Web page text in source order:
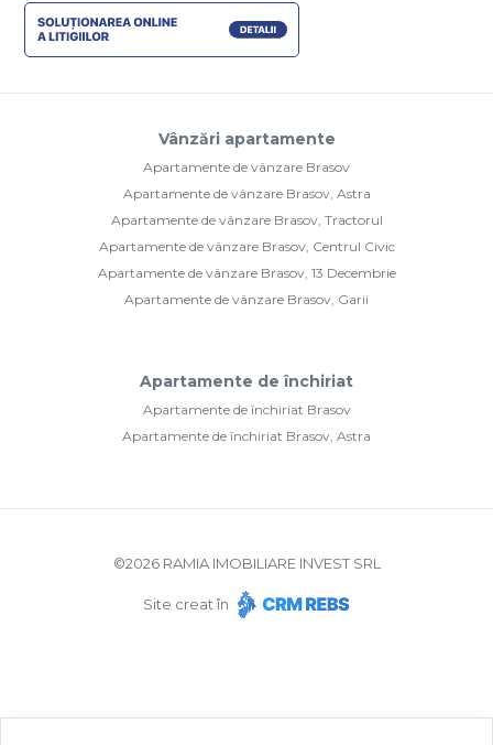
Vânzări apartamente
Apartamente de vânzare Brasov
Apartamente de vânzare Brasov, Astra
Apartamente de vânzare Brasov, Tractorul
Apartamente de vânzare Brasov, Centrul Civic
Apartamente de vânzare Brasov, 13 Decembrie
Apartamente de vânzare Brasov, Garii
Apartamente de închiriat
Apartamente de închiriat Brasov
Apartamente de închiriat Brasov, Astra
©2026RAMIA IMOBILIARE INVEST SRL
Site creat în